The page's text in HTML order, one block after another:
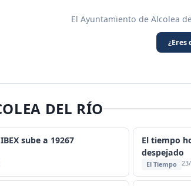
El Ayuntamiento de Alcolea
DEL RÍO
sube a 19267
El tiempo
despejado
El Tiempo